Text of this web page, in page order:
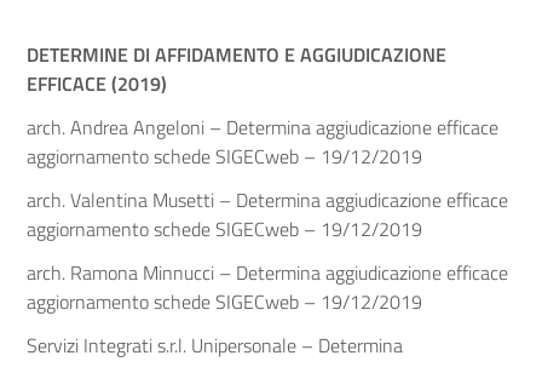
DETERMINE DI AFFIDAMENTO E AGGIUDICAZIONE
EFFICACE (2019)
arch. Andrea Angeloni – Determina aggiudicazione efficace
aggiornamento schede SIGECweb – 19/12/2019
arch. Valentina Musetti – Determina aggiudicazione efficace
aggiornamento schede SIGECweb – 19/12/2019
arch. Ramona Minnucci – Determina aggiudicazione efficace
aggiornamento schede SIGECweb – 19/12/2019
Servizi Integrati s.r.l. Unipersonale – Determina